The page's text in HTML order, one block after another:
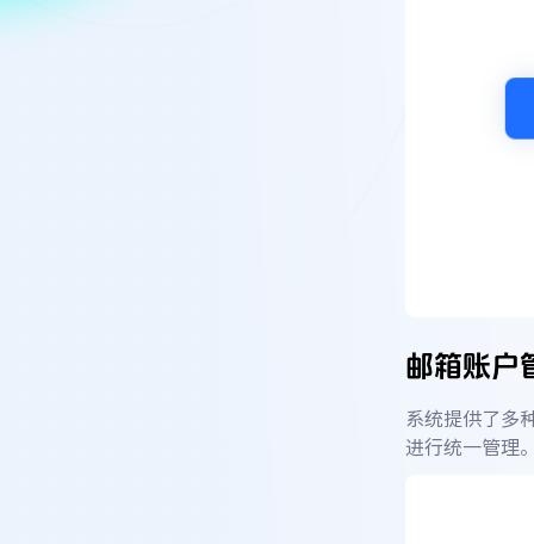
邮箱账户
系统提供了多
进行统一管理